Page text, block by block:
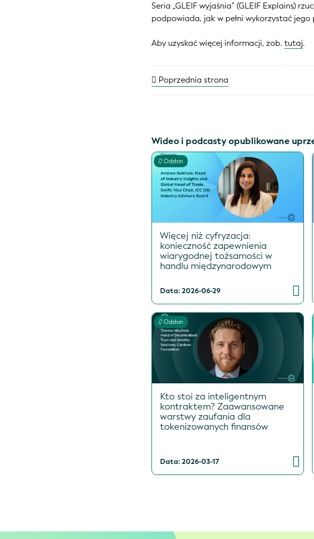
Seria „GLEIF wyjaśnia” (GLEIF Explains)
podpowiada, jak w pełni wykorzystać jego
Aby uzyskać więcej informacji, zob.tutaj.
Poprzednia strona
Wideo i podcasty opublikowane
Odsłon
Więcej niż cyfryzacja:
konieczność zapewnienia
wiarygodnej tożsamości w
handlu międzynarodowym
Data: 2026-06-29
Odsłon
Kto stoi za inteligentnym
kontraktem? Zaawansowane
warstwy zaufania dla
tokenizowanych finansów
Data: 2026-03-17